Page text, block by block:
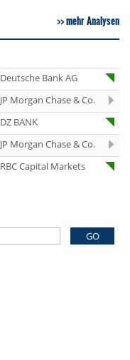
mehr Analysen
Deutsche Bank AG
JP Morgan Chase & Co.
DZ BANK
JP Morgan Chase & Co.
RBC Capital Markets
GO